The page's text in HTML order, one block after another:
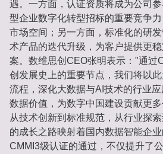
遇。一方面，认证资质将成为公司
型企业数字化转型招标的重要竞争
市场空间；另一方面，标准化的研
术产品的迭代升级，为客户提供更
案。数维思创CEO张明表示："通过
创发展史上的重要节点，我们将以
流程，深化大数据与AI技术的行业
数据价值，为数字中国建设贡献更
从技术创新到标准规范，从行业探
的成长之路映射着国内数据智能企
CMMI3级认证的通过，不仅提升了